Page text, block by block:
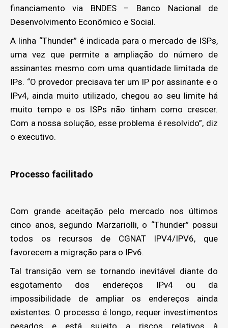
financiamento via BNDES – Banco Nacional de
Desenvolvimento Econômico e Social.
A linha “Thunder” é indicada para o mercado de ISPs,
uma vez que permite a ampliação do número de
assinantes mesmo com uma quantidade limitada de
IPs. “O provedor precisava ter um IP por assinante e o
IPv4, ainda muito utilizado, chegou ao seu limite há
muito tempo e os ISPs não tinham como crescer.
Com a nossa solução, esse problema é resolvido”, diz
o executivo.
Processo facilitado
Com grande aceitação pelo mercado nos últimos
cinco anos, segundo Marzariolli, o “Thunder” possui
todos os recursos de CGNAT IPV4/IPV6, que
favorecem a migração para o IPv6.
Tal transição vem se tornando inevitável diante do
esgotamento dos endereços IPv4 ou da
impossibilidade de ampliar os endereços ainda
existentes. O processo é longo, requer investimentos
pesados e está sujeito a riscos relativos à